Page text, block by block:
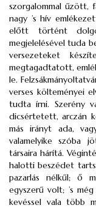
szorgalommal űzött,
nagy ’s hív
előtt történt
megjelelésével tuda
versezeteket
megtagadtatott,
le.
verses költeményei
tudta írni. Szerény
dicsértetett, arczán
más irányt ada,
valamelyike szóba
társaira hárítá.
halotti beszédet
pazarlás nélkűl; ő
egyszerű volt; ’s
kevéssel vala több